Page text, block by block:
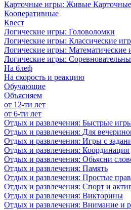
Карточные игры: Живые
Кооперативные
Квест
Логические игры: Головоломки
Логические игры: Классические
Логические игры: Математические
Логические игры:
На блеф
На скорость и реакцию
Обучающие
Объясняем
от 12-ти лет
от 6-ти лет
Отдых и развлечения: Быстрые
Отдых и развлечения: Для
Отдых и развлечения: Игры с
Отдых и развлечения:
Отдых и развлечения: Обьясни
Отдых и развлечения: Память
Отдых и развлечения: Простые
Отдых и развлечения: Спорт и
Отдых и развлечения: Викторины
Отдых и развлечения: Внимание и